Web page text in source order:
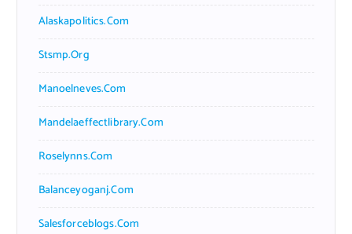
Alaskapolitics.com
Stsmp.org
Manoelneves.com
Mandelaeffectlibrary.com
Roselynns.com
Balanceyoganj.com
Salesforceblogs.com